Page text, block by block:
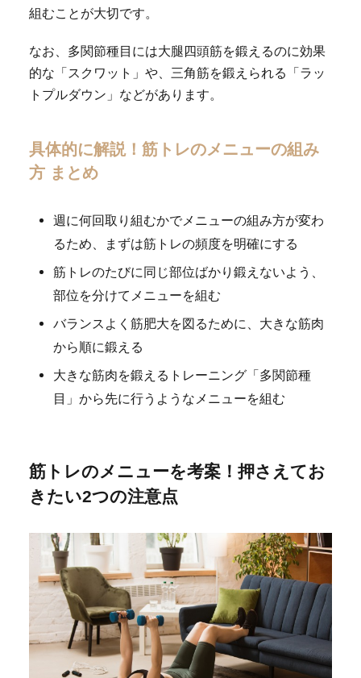
組むことが大切です。
なお、多関節種目には大腿四頭筋を鍛えるのに効果
的な「スクワット」や、三角筋を鍛えられる「ラッ
トプルダウン」などがあります。
具体的に解説！筋トレのメニューの組み
方 まとめ
週に何回取り組むかでメニューの組み方が変わ
るため、まずは筋トレの頻度を明確にする
筋トレのたびに同じ部位ばかり鍛えないよう、
部位を分けてメニューを組む
バランスよく筋肥大を図るために、大きな筋肉
から順に鍛える
大きな筋肉を鍛えるトレーニング「多関節種
目」から先に行うようなメニューを組む
筋トレのメニューを考案！押さえてお
きたい2つの注意点